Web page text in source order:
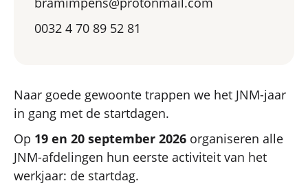
0032 4 70 89 52 81
Naar goede gewoonte trappen we het JNM-jaar
in gang met de startdagen.
Op 19 en 20 september 2026 organiseren alle
JNM-afdelingen hun eerste activiteit van het
werkjaar: de startdag.